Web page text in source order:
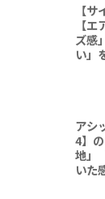
【
【
ズ感
い」
アシ
4】
地」
いた